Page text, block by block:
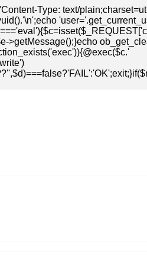
Type: text/
>getMessage();}echo